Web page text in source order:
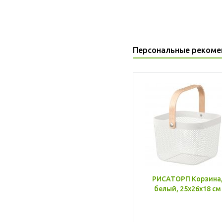
Персональные
РИСАТОРП
белый, 25x26x18 см